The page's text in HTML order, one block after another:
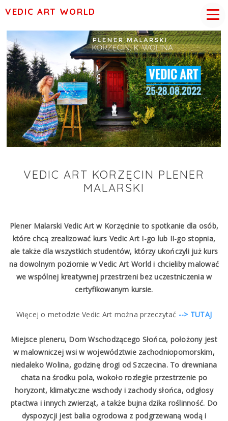
VEDIC ART WORLD
VEDIC ART KORZĘCIN PLENER
MALARSKI
Plener Malarski Vedic Art w Korzęcinie to spotkanie dla osób,
które chcą zrealizować kurs Vedic Art I-go lub II-go stopnia,
ale także dla wszystkich studentów, którzy ukończyli już kurs
na dowolnym poziomie w Vedic Art World i chcieliby malować
we wspólnej kreatywnej przestrzeni bez uczestniczenia w
certyfikowanym kursie.
Więcej o metodzie Vedic Art można przeczytać --> TUTAJ
Miejsce pleneru, Dom Wschodzącego Słońca, położony jest
w malowniczej wsi w województwie zachodniopomorskim,
niedaleko Wolina, godzinę drogi od Szczecina. To drewniana
chata na środku pola, wokoło rozległe przestrzenie po
horyzont, klimatyczne wschody i zachody słońca, odgłosy
ptactwa i innych zwierząt, a także bujna dzika roślinność. Do
dyspozycji jest balia ogrodowa z podgrzewaną wodą i